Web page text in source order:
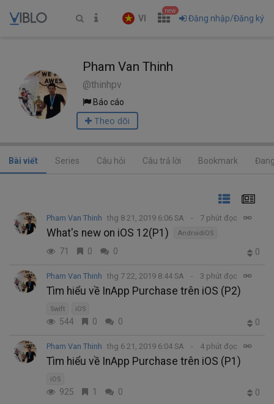
VI
new
Đăng nhập/Đăng ký
Pham Van Thinh
@thinhpv
Báo cáo
Theo dõi
Bài viết Series Câu hỏi Câu trả lời Bookmark
Pham Van Thinh thg 8 21, 2019 6:06 SA 7 phút đọc
What's new on iOS 12(P1) AndroidiOS
71 0 0 0
Pham Van Thinh thg 7 22, 2019 8:44 SA 3 phút đọc
Tìm hiểu về InApp Purchase trên iOS (P2)
Swift iOS
544 0 0 0
Pham Van Thinh thg 6 21, 2019 6:04 SA 4 phút đọc
Tìm hiểu về InApp Purchase trên iOS (P1)
iOS
925 1 0 0